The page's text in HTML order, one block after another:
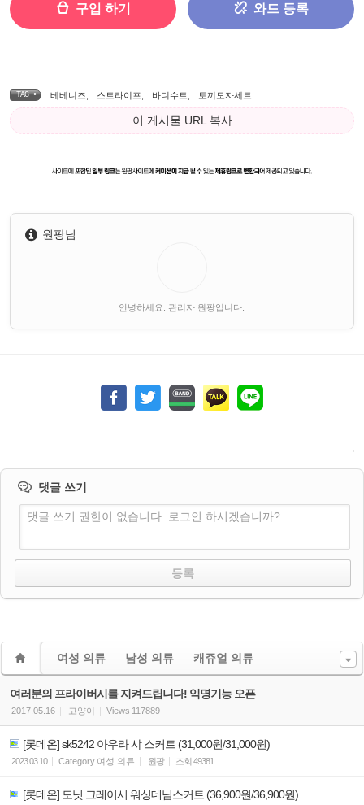
구입 하기 와드 등록
TAG • 베베니즈 스트라이프 바디수트 토끼모자세트
이 게시물 URL 복사
원팡님
안녕하세요. 관리자 원팡입니다.
댓글 쓰기
댓글 쓰기 권한이 없습니다. 로그인 하시겠습니까?
여성 의류 남성 의류 캐쥬얼 의류
여러분의 프라이버시를 지켜드립니다! 익명기능 오픈
2017.05.16 고양이 Views 117889
[롯데온] sk5242 아우라 샤 스커트 (31,000원/31,000원)
2023.03.10 Category 여성 의류 원팡 조회 49381
[롯데온] 도닛 그레이시 워싱데님스커트 (36,900원/36,900원)